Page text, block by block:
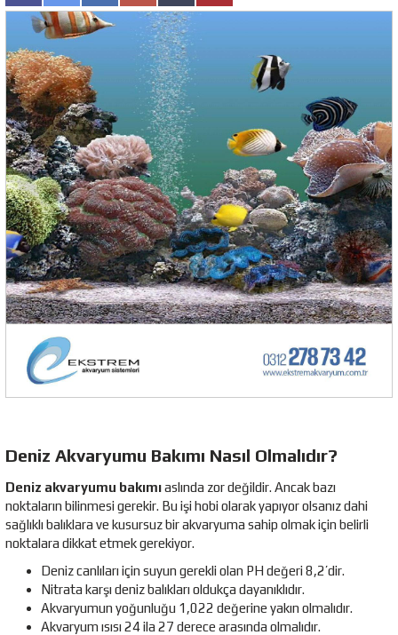
Deniz Akvaryumu Bakımı Nasıl Olmalıdır?
Deniz akvaryumu bakımıaslında zor değildir. Ancak bazı
noktaların bilinmesi gerekir. Bu işi hobi olarak yapıyor olsanız dahi
sağlıklı balıklara ve kusursuz bir akvaryuma sahip olmak için belirli
noktalara dikkat etmek gerekiyor.
Deniz canlıları için suyun gerekli olan PH değeri 8,2’dir.
Nitrata karşı deniz balıkları oldukça dayanıklıdır.
Akvaryumun yoğunluğu 1,022 değerine yakın olmalıdır.
Akvaryum ısısı 24 ila 27 derece arasında olmalıdır.